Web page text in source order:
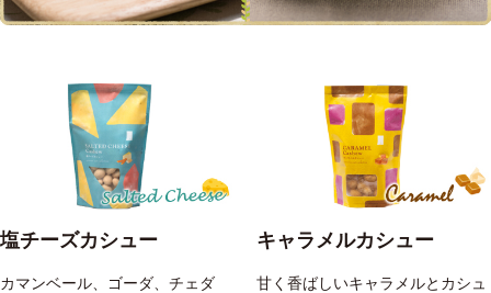
塩チーズカシュー
カマンベール、ゴーダ、チェダ
キャラメルカシュー
甘く香ばしいキャラメルとカシュ